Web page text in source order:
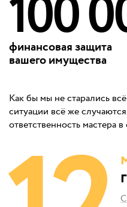
100
финансовая защита
вашего имущества
Как бы мы не старались
ситуации всё же
ответственность мастера